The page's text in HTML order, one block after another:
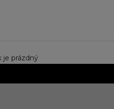
je prázdný